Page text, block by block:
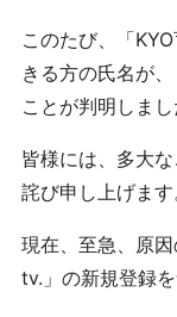
このたび、「
きる方の氏名が
ことが判明しまし
皆様には、多大
詫び申し上げます
現在、至急、原
tv.」の新規登録